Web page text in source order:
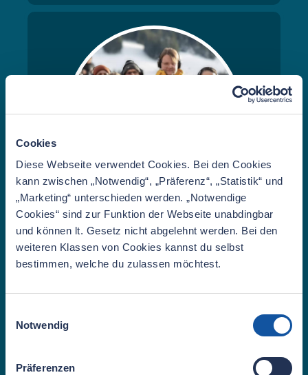
Cookies
Diese Webseite verwendet Cookies. Bei den Cookies
kann zwischen „Notwendig“, „Präferenz“, „Statistik“ und
„Marketing“ unterschieden werden. „Notwendige
Cookies“ sind zur Funktion der Webseite unabdingbar
und können lt. Gesetz nicht abgelehnt werden. Bei den
weiteren Klassen von Cookies kannst du selbst
bestimmen, welche du zulassen möchtest.
Notwendig
Präferenzen
Nils Kappelhoff
Arzt in Weiterbildung
Anästhesiologie, Dozent
& Praxisanleiter, Zugführer RD & OrgL